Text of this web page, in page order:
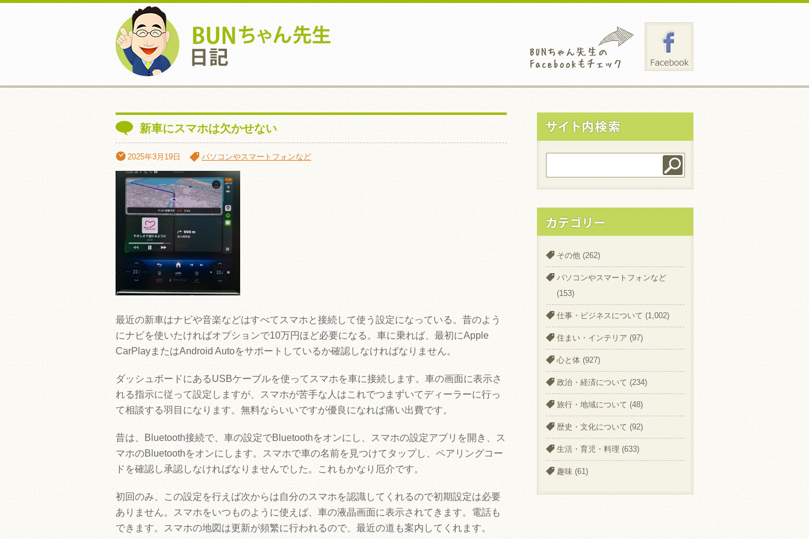
新車にスマホは欠かせない
2025年3月19日 パソコンやスマートフォンなど
最近の新車はナビや音楽などはすべてスマホと接続して使う設定になっている。昔のよう
にナビを使いたければオプションで10万円ほど必要になる。車に乗れば、最初にApple
CarPlayまたはAndroid Autoをサポートしているか確認しなければなりません。
ダッシュボードにあるUSBケーブルを使ってスマホを車に接続します。車の画面に表示さ
れる指示に従って設定しますが、スマホが苦手な人はこれでつまずいてディーラーに行っ
て相談する羽目になります。無料ならいいですが優良になれば痛い出費です。
昔は、Bluetooth接続で、車の設定でBluetoothをオンにし、スマホの設定アプリを開き、ス
マホのBluetoothをオンにします。スマホで車の名前を見つけてタップし、ペアリングコー
ドを確認し承認しなければなりませんでした。これもかなり厄介です。
初回のみ、この設定を行えば次からは自分のスマホを認識してくれるので初期設定は必要
ありません。スマホをいつものように使えば、車の液晶画面に表示されてきます。電話も
できます。スマホの地図は更新が頻繁に行われるので、最近の道も案内してくれます。
その他 (262)
パソコンやスマートフォンなど
(153)
仕事・ビジネスについて (1,002)
住まい・インテリア (97)
心と体 (927)
政治・経済について (234)
旅行・地域について (48)
歴史・文化について (92)
生活・育児・料理 (633)
趣味 (61)